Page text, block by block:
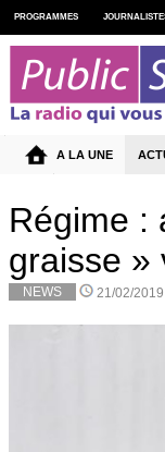
Régime :
graisse »
NEWS 21/02/2019 |
PROGRAMMES
A LA UNE